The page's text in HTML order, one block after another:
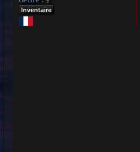
Inventaire